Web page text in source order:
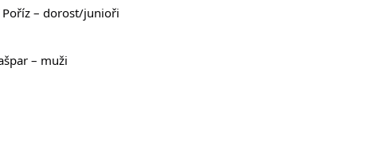
– dorost/junioři
– muži